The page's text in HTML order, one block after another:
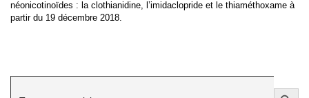
néonicotinoïdes : la clothianidine, l’imidaclopride et le thiaméthoxame à
partir du 19 décembre 2018.
Search
Search Button